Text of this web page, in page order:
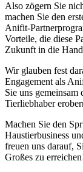
Also ​zögern Sie
⁢machen Sie den
⁤Anifit-
Vorteile, die diese
Zukunft ‍in die
Wir glauben⁤ fest
Engagement als
Sie uns ​gemeinsam
Tierliebhaber⁣
Machen Sie den
Haustierbusiness​
freuen ⁤uns darauf,​
Großes ‌zu